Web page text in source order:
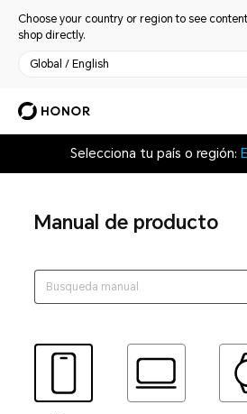
Choose your country or region to see
shop directly.
Global / English
Selecciona tu país o región:
Manual de producto